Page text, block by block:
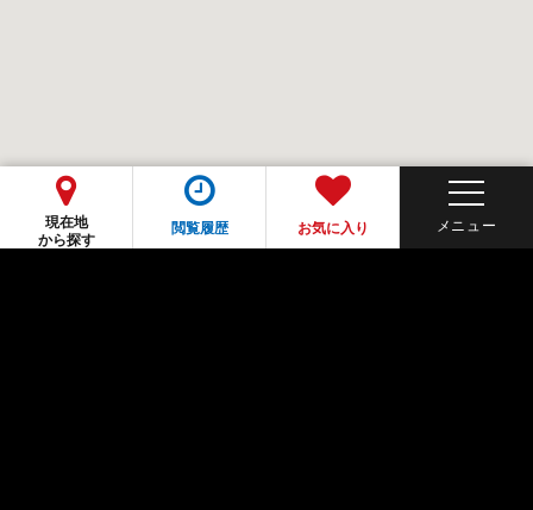
現在地
から探す
閲覧履歴 お気に入り